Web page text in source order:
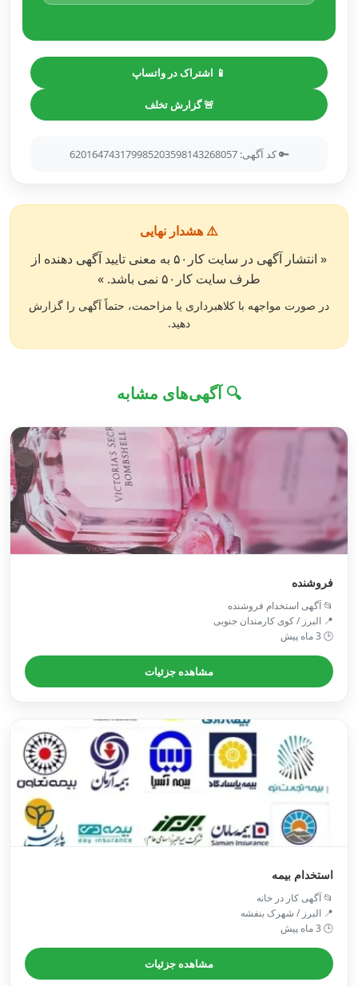
📱 اشتراک در واتساپ
🚨 گزارش تخلف
🔑 کد آگهی: 620164743179985203598143268057
⚠️ هشدار نهایی
« انتشار آگهی در سایت کار۵۰ به معنی تایید آگهی دهنده از
طرف سایت کار۵۰ نمی باشد. »
در صورت مواجهه با کلاهبرداری یا مزاحمت، حتماً آگهی را گزارش
دهید.
🔍 آگهی‌های مشابه
فروشنده
📂 آگهی استخدام فروشنده
📍 البرز / کوی کارمندان جنوبی
🕒 3 ماه پیش
مشاهده جزئیات
استخدام بیمه
📂 آگهی کار در خانه
📍 البرز / شهرک بنفشه
🕒 3 ماه پیش
مشاهده جزئیات